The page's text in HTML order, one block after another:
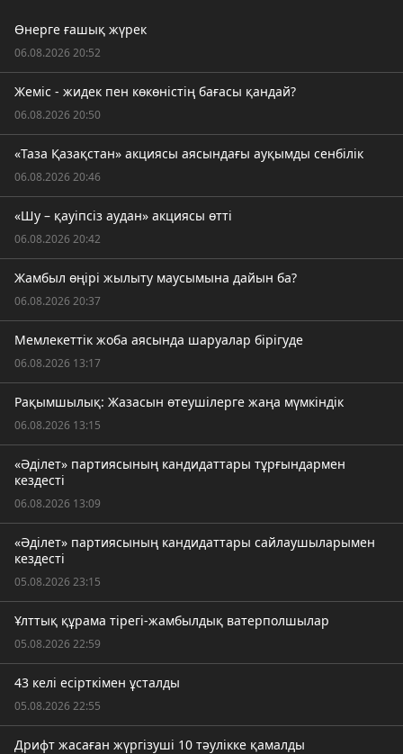
Өнерге ғашық жүрек
06.08.2026 20:52
Жеміс - жидек пен көкөністің бағасы қандай?
06.08.2026 20:50
«Таза Қазақстан» акциясы аясындағы ауқымды сенбілік
06.08.2026 20:46
«Шу – қауіпсіз аудан» акциясы өтті
06.08.2026 20:42
Жамбыл өңірі жылыту маусымына дайын ба?
06.08.2026 20:37
Мемлекеттік жоба аясында шаруалар бірігуде
06.08.2026 13:17
Рақымшылық: Жазасын өтеушілерге жаңа мүмкіндік
06.08.2026 13:15
«Әділет» партиясының кандидаттары тұрғындармен
кездесті
06.08.2026 13:09
«Әділет» партиясының кандидаттары сайлаушыларымен
кездесті
05.08.2026 23:15
Ұлттық құрама тірегі-жамбылдық ватерполшылар
05.08.2026 22:59
43 келі есірткімен ұсталды
05.08.2026 22:55
Дрифт жасаған жүргізуші 10 тәулікке қамалды